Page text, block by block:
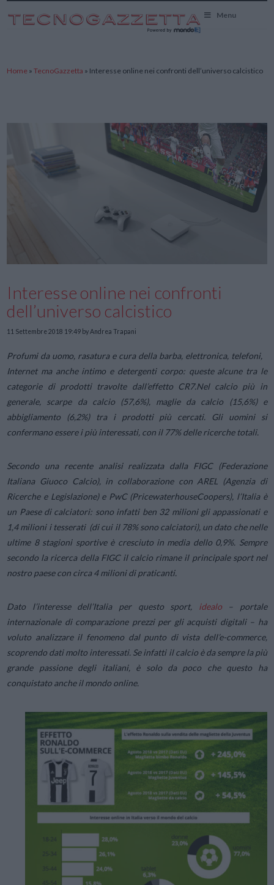
Menu
Home »TecnoGazzetta » Interesse online nei confronti dell’universo calcistico
Interesse online nei confronti
dell’universo calcistico
11 Settembre 2018 19:49 by Andrea Trapani
Profumi da uomo, rasatura e cura della barba, elettronica, telefoni,
Internet ma anche intimo e detergenti corpo: queste alcune tra le
categorie di prodotti travolte dall’effetto CR7.Nel calcio più in
generale, scarpe da calcio (57,6%), maglie da calcio (15,6%) e
abbigliamento (6,2%) tra i prodotti più cercati. Gli uomini si
confermano essere i più interessati, con il 77% delle ricerche totali.
Secondo una recente analisi realizzata dalla FIGC (Federazione
Italiana Giuoco Calcio), in collaborazione con AREL (Agenzia di
Ricerche e Legislazione) e PwC (PricewaterhouseCoopers), l’Italia è
un Paese di calciatori: sono infatti ben 32 milioni gli appassionati e
1,4 milioni i tesserati (di cui il 78% sono calciatori), un dato che nelle
ultime 8 stagioni sportive è cresciuto in media dello 0,9%. Sempre
secondo la ricerca della FIGC il calcio rimane il principale sport nel
nostro paese con circa 4 milioni di praticanti.
Dato l’interesse dell’Italia per questo sport, idealo– portale
internazionale di comparazione prezzi per gli acquisti digitali – ha
voluto analizzare il fenomeno dal punto di vista dell’e-commerce,
scoprendo dati molto interessati. Se infatti il calcio è da sempre la più
grande passione degli italiani, è solo da poco che questo ha
conquistato anche il mondo online.